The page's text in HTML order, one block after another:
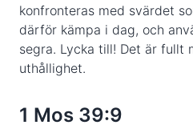
konfronteras med svärdet
därför kämpa i dag, och
segra. Lycka till! Det är fullt
uthållighet.
1 Mos 39:9